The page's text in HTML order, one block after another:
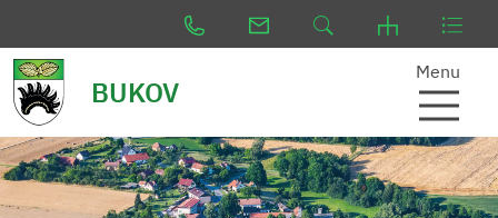
BUKOV
Menu